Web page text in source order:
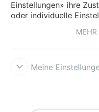
Einstellungen» ihre
oder individuelle
MEHR
Meine